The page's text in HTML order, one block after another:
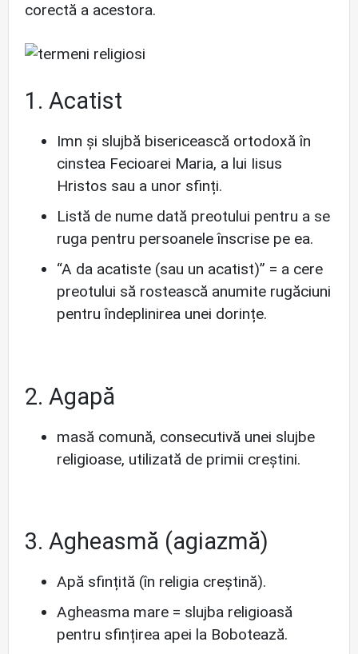
corectă a acestora.
1. Acatist
Imn și slujbă bisericească ortodoxă în
cinstea Fecioarei Maria, a lui Iisus
Hristos sau a unor sfinți.
Listă de nume dată preotului pentru a se
ruga pentru persoanele înscrise pe ea.
“A da acatiste (sau un acatist)” = a cere
preotului să rostească anumite rugăciuni
pentru îndeplinirea unei dorințe.
2. Agapă
masă comună, consecutivă unei slujbe
religioase, utilizată de primii creștini.
3. Agheasmă (agiazmă)
Apă sfințită (în religia creștină).
Agheasma mare = slujba religioasă
pentru sfințirea apei la Bobotează.